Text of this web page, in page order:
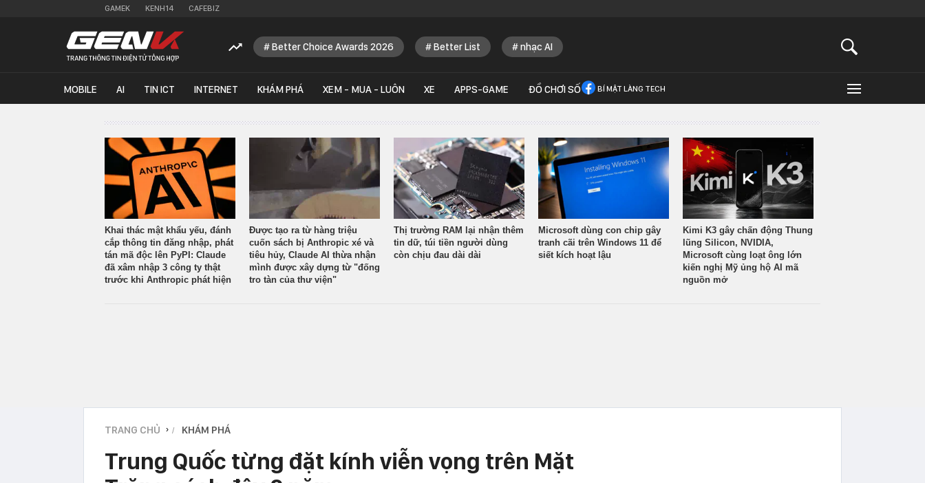
GAMEK KENH14 CAFEBIZ
Better Choice Awards 2026 Better List nhạc AI
MOBILE AI TIN ICT INTERNET KHÁM PHÁ XEM - MUA - LUÔN XE APPS-GAME ĐỒ CHƠI SỐ BÍ MẬT LÀNG TECH
Khai thác mật khẩu yếu, đánh
cắp thông tin đăng nhập, phát
tán mã độc lên PyPI: Claude
đã xâm nhập 3 công ty thật
trước khi Anthropic phát hiện
Được tạo ra từ hàng triệu
cuốn sách bị Anthropic xé và
tiêu hủy, Claude AI thừa nhận
mình được xây dựng từ "đống
tro tàn của thư viện"
Thị trường RAM lại nhận thêm
tin dữ, túi tiền người dùng
còn chịu đau dài dài
Microsoft dùng con chip gây
tranh cãi trên Windows 11 để
siết kích hoạt lậu
Kimi K3 gây chấn động Thung
lũng Silicon, NVIDIA,
Microsoft cùng loạt ông lớn
kiến nghị Mỹ ủng hộ AI mã
nguồn mở
TRANG CHỦ › KHÁM PHÁ
Trung Quốc từng đặt kính viễn vọng trên Mặt